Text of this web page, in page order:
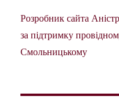
Розробник сайта
за підтримку
Смольницькому